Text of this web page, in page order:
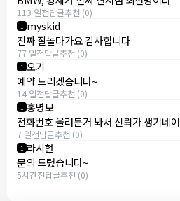
113 일전답글추천 (0)
1 myskid
진짜 잘놀다가요 감사합니다
77 일전답글추천 (0)
1 오기
예약 드리겠습니다~
14 일전답글추천 (0)
1 홍명보
전화번호 올려둔거 봐서 신뢰가 생기네여
7 일전답글추천 (0)
1 라시현
문의 드렸습니다~
5시간전답글추천 (0)